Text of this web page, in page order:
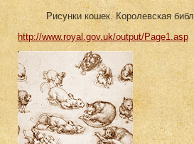
Рисунки кошек. Королевская
http://www.royal.gov.uk/output/Page1.asp